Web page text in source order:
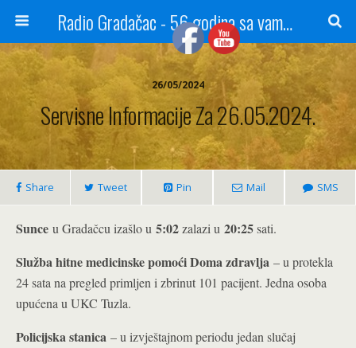
Radio Gradačac - 56 godina sa vama...
26/05/2024
Servisne Informacije Za 26.05.2024.
Share Tweet Pin Mail SMS
Sunce u Gradačcu izašlo u 5:02zalazi u 20:25sati.
Služba hitne medicinske pomoći Doma zdravlja – u protekla
24 sata na pregled primljen i zbrinut 101 pacijent. Jedna osoba
upućena u UKC Tuzla.
Policijska stanica – u izvještajnom periodu jedan slučaj